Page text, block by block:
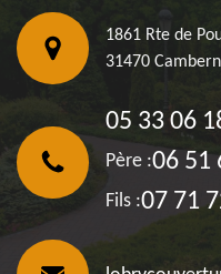
1861 Rte de
31470
05 33 06
Père :06 51
Fils :07 71